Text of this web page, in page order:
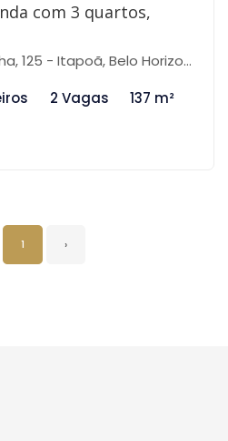
com 3 quartos,
- Itapoã, Belo Horizonte-MG
2 Vagas 137 m²
1 ›